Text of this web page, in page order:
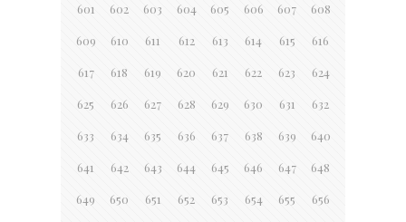
601 602 603 604 605 606 607 608
609 610 611 612 613 614 615 616
617 618 619 620 621 622 623 624
625 626 627 628 629 630 631 632
633 634 635 636 637 638 639 640
641 642 643 644 645 646 647 648
649 650 651 652 653 654 655 656